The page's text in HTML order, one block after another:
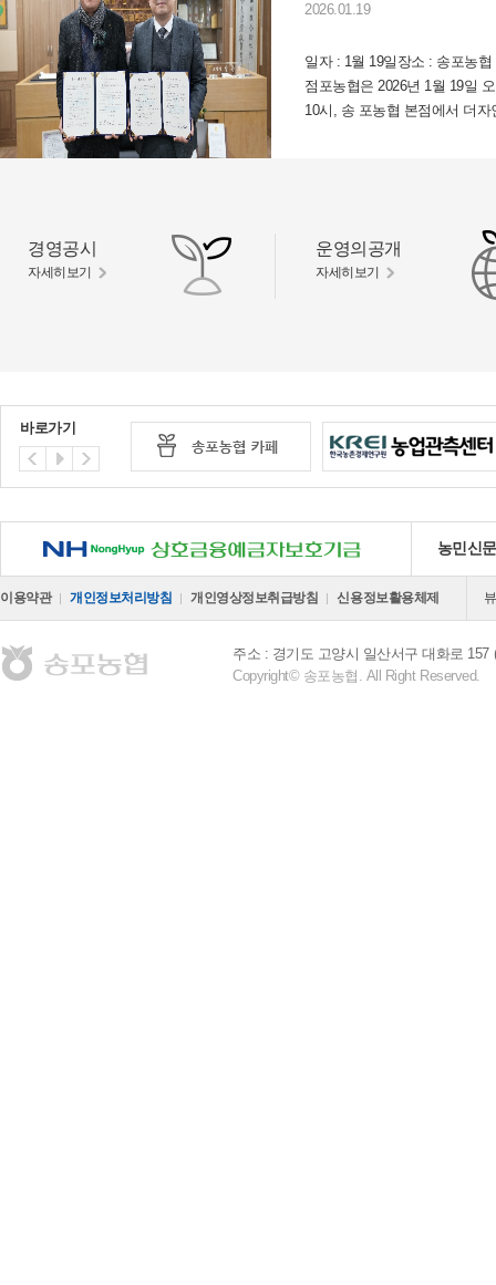
2026.01.19
일자 : 1월 19일장소 : 송포농협
점포농협은 2026년 1월 19일
10시, 송 포농협 본점에서 더자
경영공시
자세히보기
운영의공개
자세히보기
바로가기
NH 상호금융예금자보호기금 농민신
이용약관 개인정보처리방침 개인영상정보취급방침 신용정보활용체제
주소 : 경기도 고양시 일산서구 대화로 157
Copyright© 송포농협. All Right Reserved.